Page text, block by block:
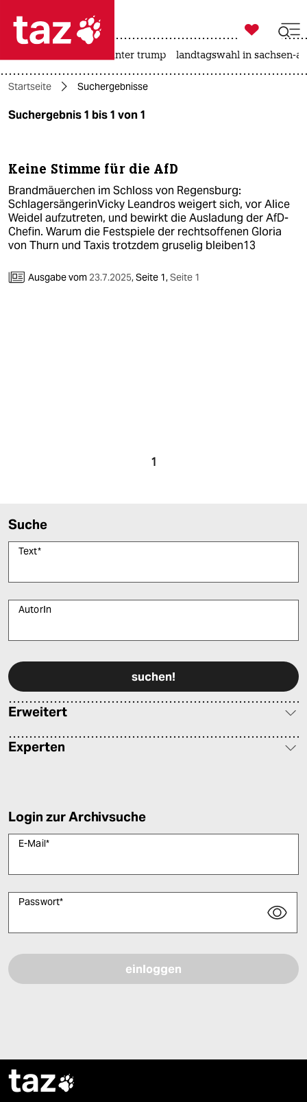
 taz zahl ich
taz zahl ich
themen
öko
gesellschaft
kultur
sport
epaper login

taz zahl ich
usa unter trump landtagswahl in sachsen-
Startseite Suchergebnisse
Suchergebnis 1 bis 1 von 1
Keine Stimme für die AfD
Brandmäuerchen im Schloss von Regensburg:
SchlagersängerinVicky Leandros weigert sich, vor Alice
Weidel aufzutreten, und bewirkt die Ausladung der AfD-
Chefin. Warum die Festspiele der rechtsoffenen Gloria
von Thurn und Taxis trotzdem gruselig bleiben13
Ausgabe vom 23.7.2025,Seite 1,Seite 1
1
Suche
Text*
AutorIn
Erweitert
Experten
Login zur Archivsuche
E-Mail*
Passwort*
taz